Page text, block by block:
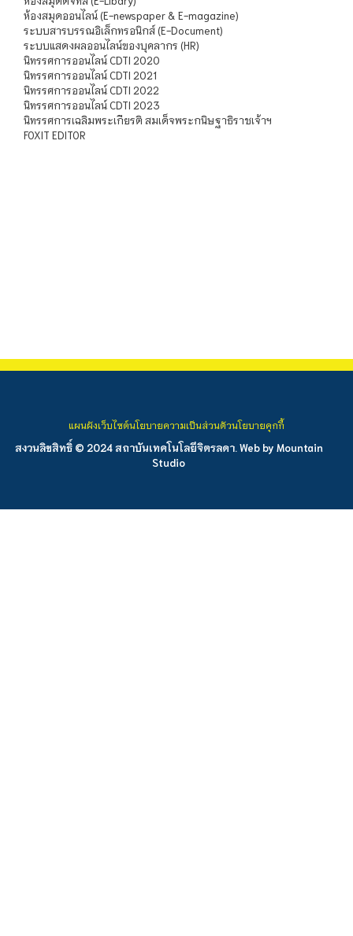
ห้องสมุดออนไลน์ (E-newspaper & E-magazine)
ระบบสารบรรณอิเล็กทรอนิกส์ (E-Document)
ระบบแสดงผลออนไลน์ของบุคลากร (HR)
นิทรรศการออนไลน์ CDTI 2020
นิทรรศการออนไลน์ CDTI 2021
นิทรรศการออนไลน์ CDTI 2022
นิทรรศการออนไลน์ CDTI 2023
นิทรรศการเฉลิมพระเกียรติ สมเด็จพระกนิษฐาธิราชเจ้าฯ
FOXIT EDITOR
สงวนลิขสิทธิ์ © 2024 สถาบันเทคโนโลยีจิตรลดา. Web by Mountain
Studio
แผนผังเว็บไซต์นโยบายความเป็นส่วนตัวนโยบายคุกกี้